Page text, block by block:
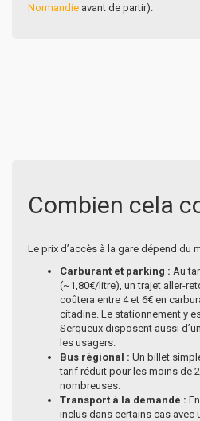
Normandie avant de partir).
Combien cela
Le prix d’accès à la gare dépend du
Carburant et parking : Au
(~1,80€/litre), un trajet aller-
coûtera entre 4 et 6€ en
citadine. Le stationnement y
Serqueux disposent aussi
les usagers.
Bus régional : Un billet
tarif réduit pour les moins de
nombreuses.
Transport à la demande :
inclus dans certains cas avec